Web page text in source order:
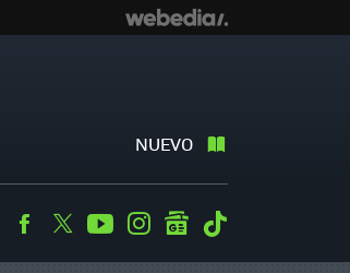
NUEVO
Facebook
TwitterYoutubeInstagramgooglenews